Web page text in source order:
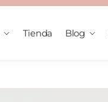
Tienda Blog